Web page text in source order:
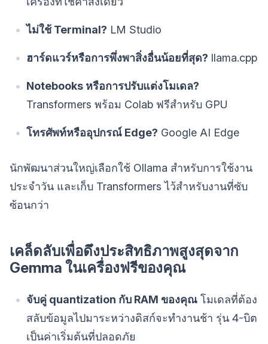
ไม่ใช้ Terminal? LM Studio
ฮาร์ดแวร์หรือการพึ่งพาสิ่งอื่นน้อยที่สุด? llama.cpp
Notebooks หรือการปรับแต่งโมเดล?
Transformers พร้อม Colab ฟรีสำหรับ GPU
โทรศัพท์หรืออุปกรณ์ Edge? Google AI Edge
นักพัฒนาส่วนใหญ่เลือกใช้ Ollama สำหรับการใช้งาน
ประจำวัน และเก็บ Transformers ไว้สำหรับงานที่ซับ
ซ้อนกว่า
เคล็ดลับเพื่อดึงประสิทธิภาพสูงสุดจาก
Gemma ในเครื่องฟรีของคุณ
จับคู่ quantization กับ RAM ของคุณ โมเดลที่ต้อง
สลับข้อมูลไปมาระหว่างดิสก์จะทำงานช้า รุ่น 4-บิต
เป็นค่าเริ่มต้นที่ปลอดภัย